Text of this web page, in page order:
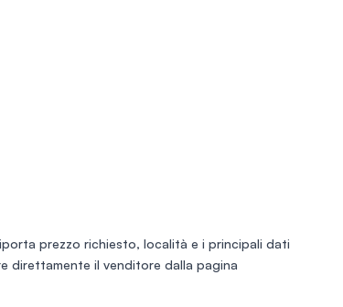
prezzo richiesto, località e i principali dati
direttamente il venditore dalla pagina